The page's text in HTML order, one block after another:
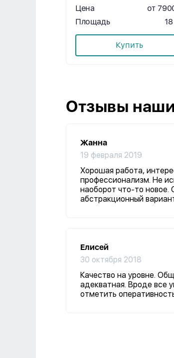
Цена
от
Площадь
Купить
Отзывы
Жанна
19 февраля 2019
Хорошая работа,
профессионализм. Не
наоборот что-то новое.
абстракционный
Елисей
30 октября 2018
Качество на уровне.
адекватная. Вроде все
отметить